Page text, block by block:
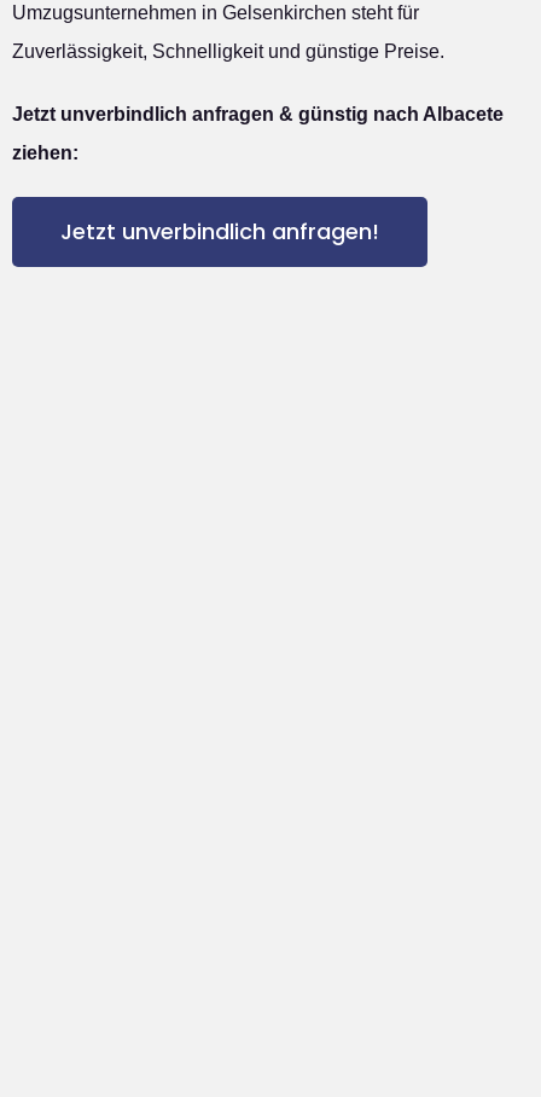
Umzugsunternehmen in Gelsenkirchen steht für
Zuverlässigkeit, Schnelligkeit und günstige Preise.
Jetzt unverbindlich anfragen & günstig nach Albacete
ziehen:
Jetzt unverbindlich anfragen!